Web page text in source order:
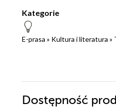
Kategorie
E-prasa » Kultura i literatura »
Dostępność